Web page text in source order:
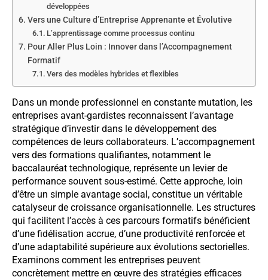
développées
Vers une Culture d’Entreprise Apprenante et Évolutive
L’apprentissage comme processus continu
Pour Aller Plus Loin : Innover dans l’Accompagnement
Formatif
Vers des modèles hybrides et flexibles
Dans un monde professionnel en constante mutation, les
entreprises avant-gardistes reconnaissent l’avantage
stratégique d’investir dans le développement des
compétences de leurs collaborateurs. L’accompagnement
vers des formations qualifiantes, notamment le
baccalauréat technologique, représente un levier de
performance souvent sous-estimé. Cette approche, loin
d’être un simple avantage social, constitue un véritable
catalyseur de croissance organisationnelle. Les structures
qui facilitent l’accès à ces parcours formatifs bénéficient
d’une fidélisation accrue, d’une productivité renforcée et
d’une adaptabilité supérieure aux évolutions sectorielles.
Examinons comment les entreprises peuvent
concrètement mettre en œuvre des stratégies efficaces